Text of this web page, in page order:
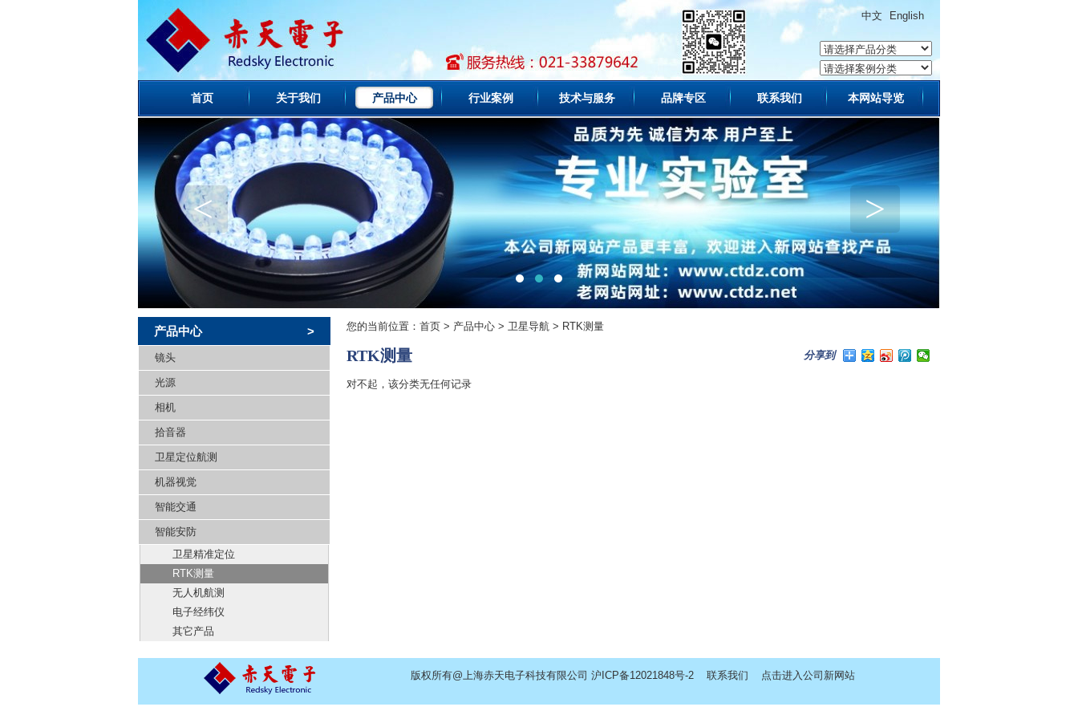
中文 English
首页 关于我们 产品中心 行业案例 技术与服务 品牌专区 联系我们 本网站导览
< >
产品中心 >
镜头
光源
相机
拾音器
卫星定位航测
机器视觉
智能交通
智能安防
卫星精准定位
RTK测量
无人机航测
电子经纬仪
其它产品
您的当前位置： 首页 > 产品中心 > 卫星导航 > RTK测量
RTK测量 分享到
对不起，该分类无任何记录
版权所有@上海赤天电子科技有限公司 沪ICP备12021848号-2 联系我们 点击进入公司新网站